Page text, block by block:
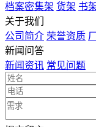
档案密集架 货架 书
关于我们
公司简介 荣誉资质
新闻问答
新闻资讯 常见问题